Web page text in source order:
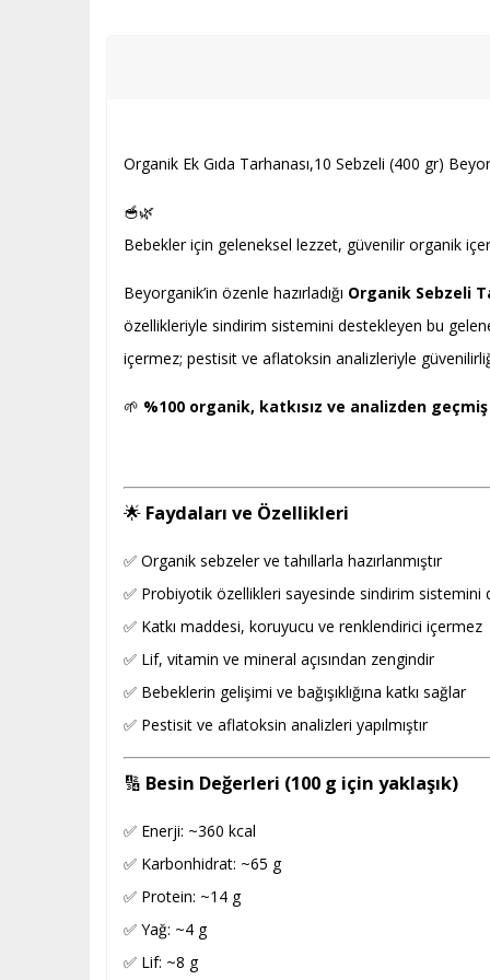
Organik Ek Gıda Tarhanası,10 Sebzeli (400 gr)
🥣🌿
Bebekler için geleneksel lezzet, güvenilir organik
Beyorganik’in özenle hazırladığı Organik Sebzeli
özellikleriyle sindirim sistemini destekleyen bu
içermez; pestisit ve aflatoksin analizleriyle
🌱 %100 organik, katkısız ve analizden geçmiş
🌟 Faydaları ve Özellikleri
✅ Organik sebzeler ve tahıllarla hazırlanmıştır
✅ Probiyotik özellikleri sayesinde sindirim sistemini
✅ Katkı maddesi, koruyucu ve renklendirici içermez
✅ Lif, vitamin ve mineral açısından zengindir
✅ Bebeklerin gelişimi ve bağışıklığına katkı sağlar
✅ Pestisit ve aflatoksin analizleri yapılmıştır
🔢 Besin Değerleri (100 g için yaklaşık)
✅ Enerji: ~360 kcal
✅ Karbonhidrat: ~65 g
✅ Protein: ~14 g
✅ Yağ: ~4 g
✅ Lif: ~8 g